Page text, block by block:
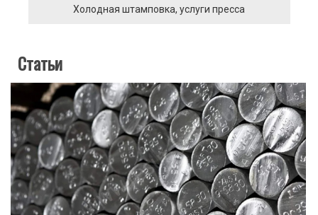
Холодная штамповка, услуги пресса
Статьи